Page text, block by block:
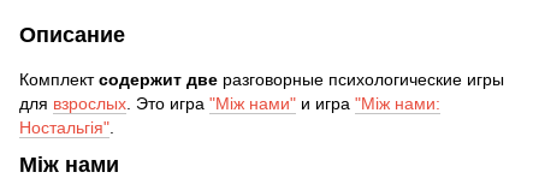
Описание
Комплектсодержит две разговорные психологические игры
для взрослых . Это игра "Між нами" и игра "Між нами:
Ностальгія"
Між нами